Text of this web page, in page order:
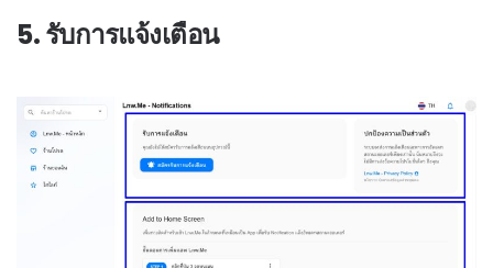
5. รับการแจ้งเตือน